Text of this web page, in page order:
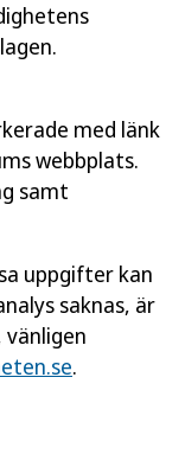
med länk
webbplats.
samt
uppgifter kan
saknas, är
.